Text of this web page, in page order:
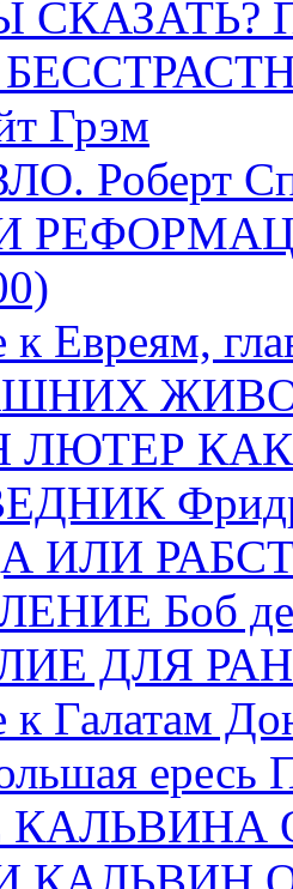
Грэм
Роберт
к Евреям,
ЛЮТЕР
ИЛИ
Боб де
ДЛЯ
к Галатам
ересь